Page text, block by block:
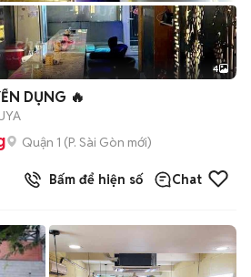
4
DỤNG 🔥
Quận 1 (P. Sài Gòn mới)
Bấm để hiện số Chat